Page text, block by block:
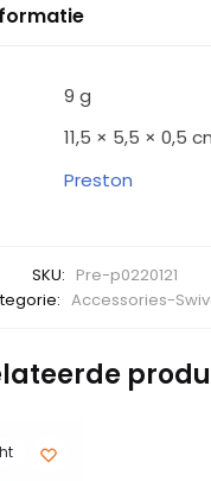
9 g
11,5 × 5,5 × 0,5
Preston
SKU: Pre-p0220121
Accessories-